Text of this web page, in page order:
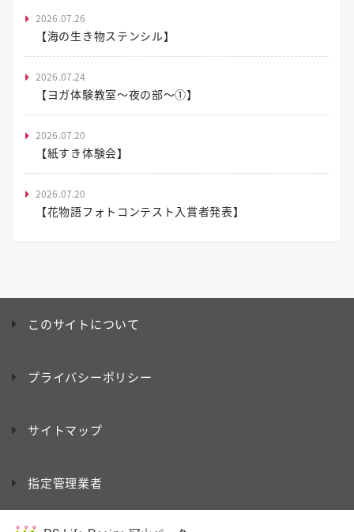
2026.07.26
【海の生き物ステンシル】
2026.07.24
【ヨガ体験教室～夜の部～①】
2026.07.20
【紙すき体験会】
2026.07.20
【花物語フォトコンテスト入賞者発表】
このサイトについて
プライバシーポリシー
サイトマップ
指定管理業者